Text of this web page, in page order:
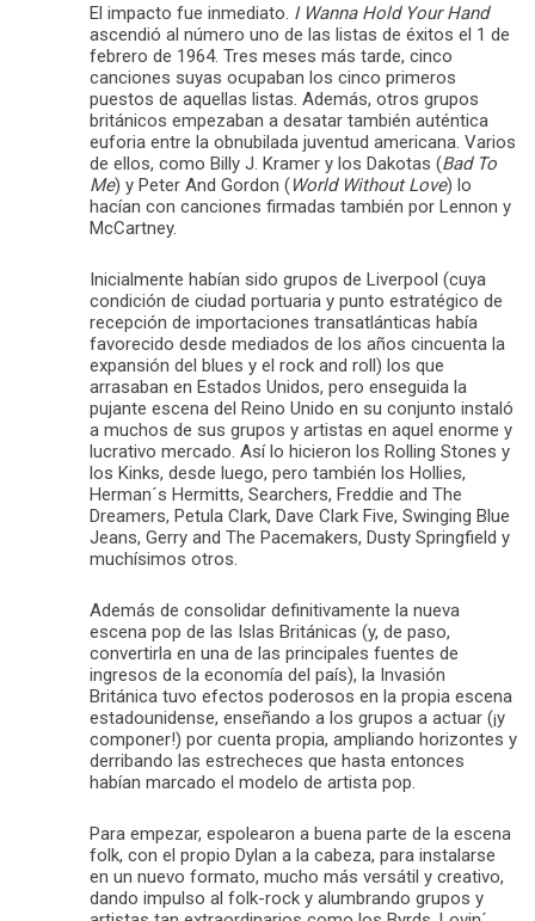
El impacto fue inmediato. I Wanna Hold Your Hand
ascendió al número uno de las listas de éxitos el 1 de
febrero de 1964. Tres meses más tarde, cinco
canciones suyas ocupaban los cinco primeros
puestos de aquellas listas. Además, otros grupos
británicos empezaban a desatar también auténtica
euforia entre la obnubilada juventud americana. Varios
de ellos, como Billy J. Kramer y los Dakotas (Bad To
Me) y Peter And Gordon (World Without Love) lo
hacían con canciones firmadas también por Lennon y
McCartney.
Inicialmente habían sido grupos de Liverpool (cuya
condición de ciudad portuaria y punto estratégico de
recepción de importaciones transatlánticas había
favorecido desde mediados de los años cincuenta la
expansión del blues y el rock and roll) los que
arrasaban en Estados Unidos, pero enseguida la
pujante escena del Reino Unido en su conjunto instaló
a muchos de sus grupos y artistas en aquel enorme y
lucrativo mercado. Así lo hicieron los Rolling Stones y
los Kinks, desde luego, pero también los Hollies,
Herman´s Hermitts, Searchers, Freddie and The
Dreamers, Petula Clark, Dave Clark Five, Swinging Blue
Jeans, Gerry and The Pacemakers, Dusty Springfield y
muchísimos otros.
Además de consolidar definitivamente la nueva
escena pop de las Islas Británicas (y, de paso,
convertirla en una de las principales fuentes de
ingresos de la economía del país), la Invasión
Británica tuvo efectos poderosos en la propia escena
estadounidense, enseñando a los grupos a actuar (¡y
componer!) por cuenta propia, ampliando horizontes y
derribando las estrecheces que hasta entonces
habían marcado el modelo de artista pop.
Para empezar, espolearon a buena parte de la escena
folk, con el propio Dylan a la cabeza, para instalarse
en un nuevo formato, mucho más versátil y creativo,
dando impulso al folk-rock y alumbrando grupos y